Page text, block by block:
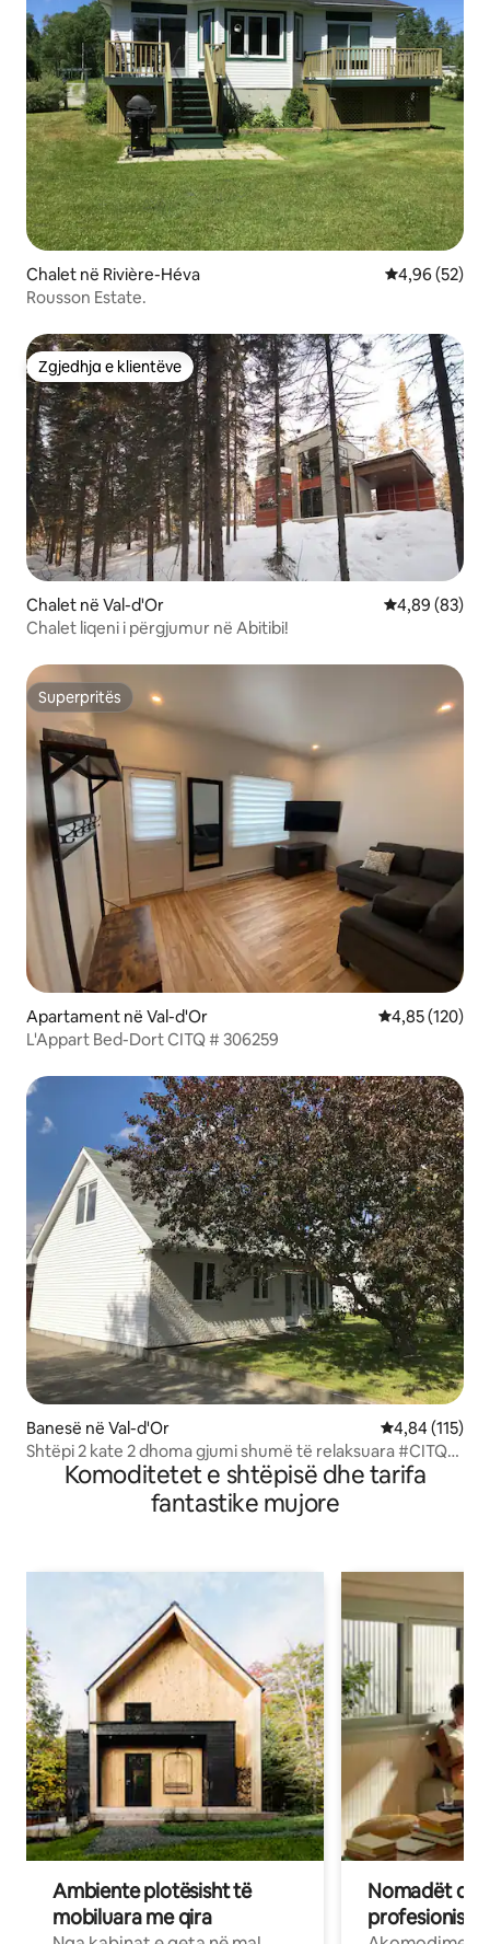
Chalet në Rivière-Héva Vlerësimi
4,96 (52)
Rousson Estate.
Zgjedhja e klientëve
Zgjedhja e klientëve
Chalet në Val-d'Or Vlerësimi
4,89 (83)
Chalet liqeni i përgjumur në Abitibi!
Superpritës
Superpritës
Apartament në Val-d'Or Vlerësimi
4,85 (120)
L'Appart Bed-Dort CITQ # 306259
Banesë në Val-d'Or Vlerësimi
4,84 (115)
Shtëpi 2 kate 2 dhoma gjumi shumë të relaksuara #CITQ
302906Komoditetet e shtëpisë dhe tarifa
fantastike mujore
Ambiente plotësisht të
mobiluara me qira
Nomadët